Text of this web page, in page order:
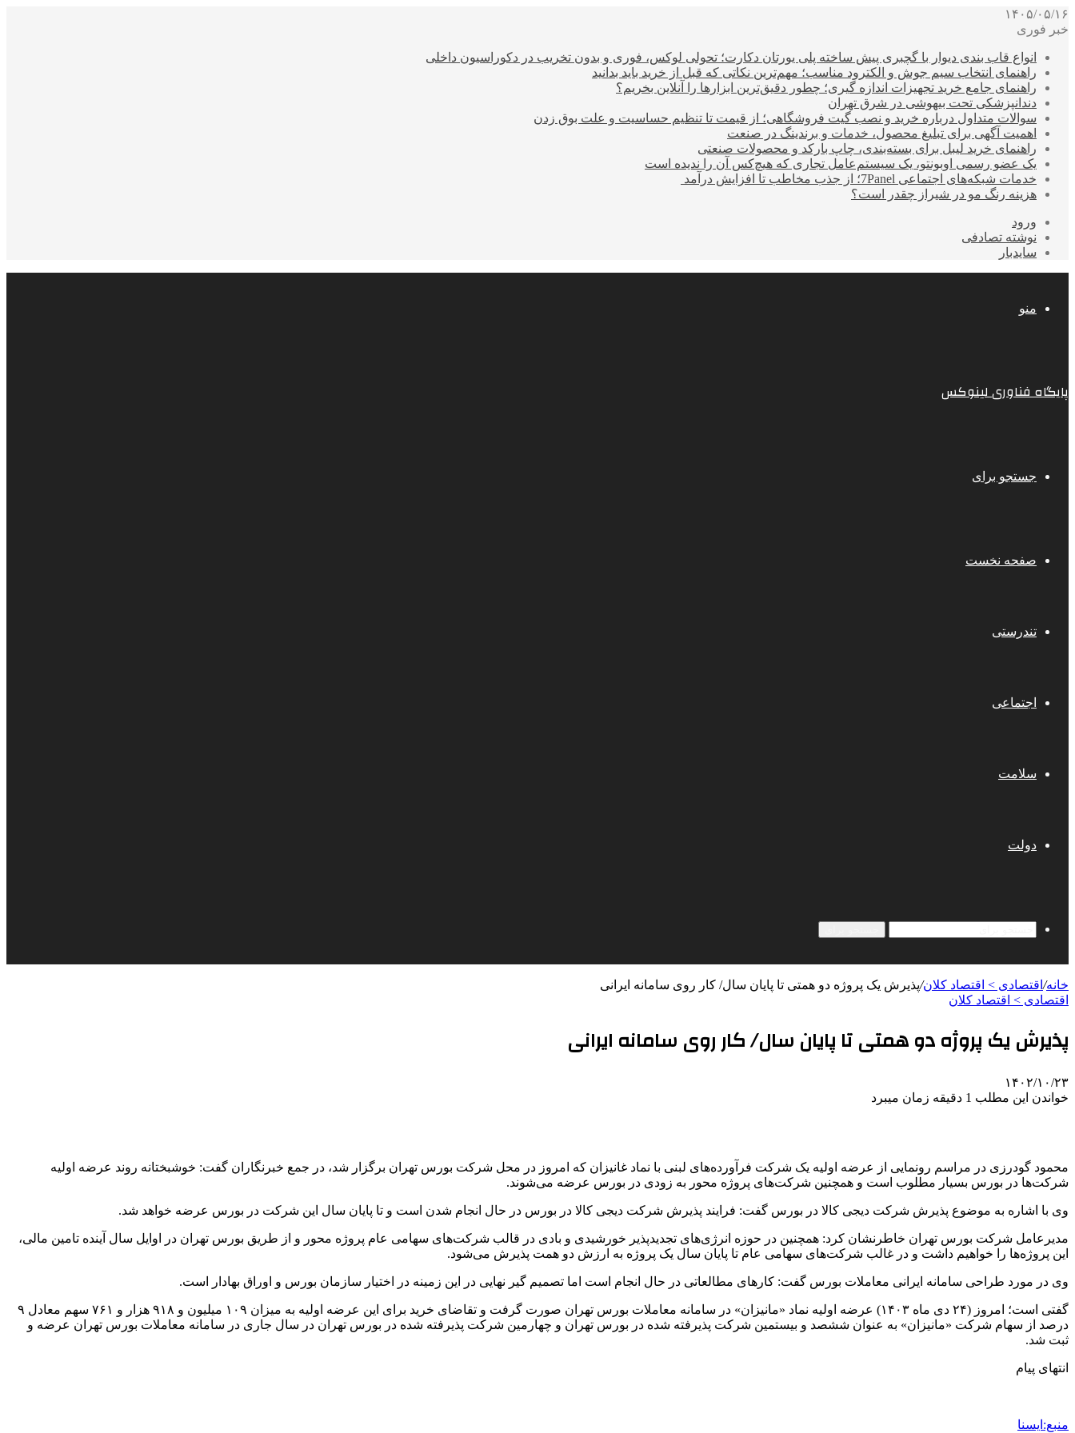
۱۴۰۵/۰۵/۱۶
خبر فوری
انواع قاب بندی دیوار با گچبری پیش ساخته پلی یورتان دکارت؛ تحولی لوکس، فوری و بدون تخریب در دکوراسیون داخلی
راهنمای انتخاب سیم جوش و الکترود مناسب؛ مهم‌ترین نکاتی که قبل از خرید باید بدانید
راهنمای جامع خرید تجهیزات اندازه گیری؛ چطور دقیق‌ترین ابزارها را آنلاین بخریم؟
دندانپزشکی تحت بیهوشی در شرق تهران
سوالات متداول درباره خرید و نصب گیت فروشگاهی؛ از قیمت تا تنظیم حساسیت و علت بوق زدن
اهمیت آگهی برای تبلیغ محصول، خدمات و برندینگ در صنعت
راهنمای خرید لیبل برای بسته‌بندی، چاپ بارکد و محصولات صنعتی
یک عضو رسمی اوبونتو، یک سیستم‌عامل تجاری که هیچ‌کس آن را ندیده است
خدمات شبکه‌های اجتماعی 7Panel؛ از جذب مخاطب تا افزایش درآمد
هزینه رنگ مو در شیراز چقدر است؟
ورود
نوشته تصادفی
سایدبار
منو
پایگاه فناوری لینوکس
جستجو برای
صفحه نخست
تندرستی
اجتماعی
سلامت
دولت
خانه/ اقتصادی > اقتصاد کلان/پذیرش یک پروژه دو همتی تا پایان سال/ کار روی سامانه ایرانی
اقتصادی > اقتصاد کلان
پذیرش یک پروژه دو همتی تا پایان سال/ کار روی سامانه ایرانی
۱۴۰۲/۱۰/۲۳
خواندن این مطلب 1 دقیقه زمان میبرد
محمود گودرزی در مراسم رونمایی از عرضه اولیه یک شرکت فرآورده‌های لبنی با نماد غانیزان که امروز در محل شرکت بورس تهران برگزار شد، در جمع خبرنگاران گفت: خوشبختانه روند عرضه اولیه
شرکت‌ها در بورس بسیار مطلوب است و همچنین شرکت‌های پروژه محور به زودی در بورس عرضه می‌شوند.
وی با اشاره به موضوع پذیرش شرکت دیجی کالا در بورس گفت: فرایند پذیرش شرکت دیجی کالا در بورس در حال انجام شدن است و تا پایان سال این شرکت در بورس عرضه خواهد شد.
مدیرعامل شرکت بورس تهران خاطرنشان کرد: همچنین در حوزه انرژی‌های تجدیدپذیر خورشیدی و بادی در قالب شرکت‌های سهامی عام پروژه محور و از طریق بورس تهران در اوایل سال آینده تامین مالی،
این پروژه‌ها را خواهیم داشت و در غالب شرکت‌های سهامی عام تا پایان سال یک پروژه به ارزش دو همت پذیرش می‌شود.
وی در مورد طراحی سامانه ایرانی معاملات بورس گفت‌: کارهای مطالعاتی در حال انجام است اما تصمیم گیر نهایی در این زمینه در اختیار سازمان بورس و اوراق بهادار است.
گفتی است؛ امروز (۲۴ دی ماه ۱۴۰۳) عرضه اولیه نماد «مانیزان» در سامانه معاملات بورس تهران صورت گرفت و تقاضای خرید برای این عرضه اولیه به میزان ۱۰۹ میلیون و ۹۱۸ هزار و ۷۶۱ سهم معادل ۹
درصد از سهام شرکت «مانیزان» به عنوان ششصد و بیستمین شرکت پذیرفته شده در بورس تهران و چهارمین شرکت پذیرفته شده در بورس تهران در سال جاری در سامانه معاملات بورس تهران عرضه و
ثبت شد.
انتهای پیام
منبع:ایسنا